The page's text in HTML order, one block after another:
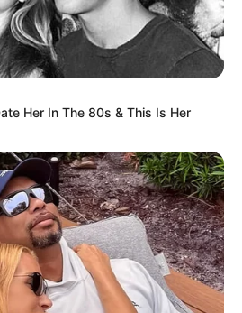
Her In The 80s & This Is Her